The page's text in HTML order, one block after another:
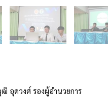
อุดวงศ์ รองผู้อำนวยการ